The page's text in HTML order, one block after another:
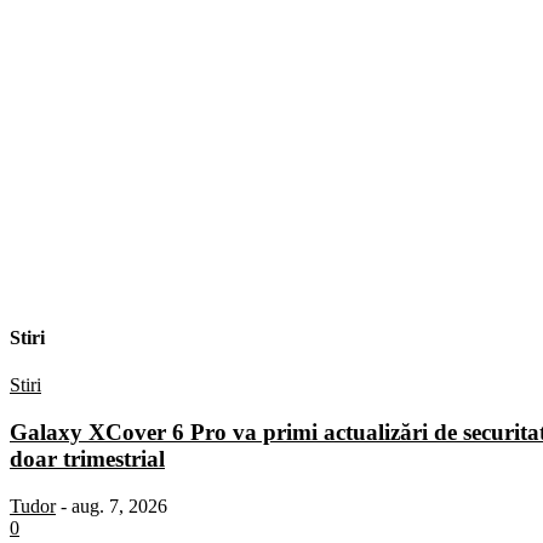
Stiri
Stiri
Galaxy XCover 6 Pro va primi actualizări de
doar trimestrial
Tudor - aug. 7, 2026
0